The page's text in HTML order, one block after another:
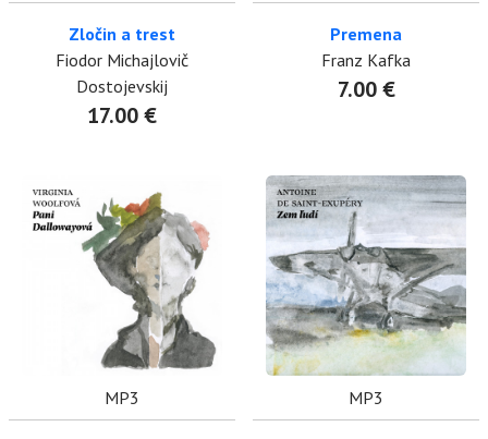
Zločin a trest
Fiodor Michajlovič
Dostojevskij
17.00 €
Premena
Franz Kafka
7.00 €
MP3 MP3